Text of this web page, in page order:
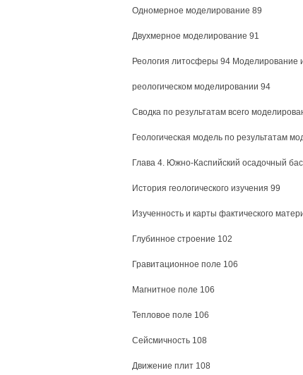
Одномерное моделирование 89
Двухмерное моделирование 91
Реология литосферы 94 Моделирование
реологическом моделировании 94
Сводка по результатам всего
Геологическая модель по результатам
Глава 4. Южно-Каспийский осадочный
История геологического изучения 99
Изученность и карты фактического
Глубинное строение 102
Гравитационное поле 106
Магнитное поле 106
Тепловое поле 106
Сейсмичность 108
Движение плит 108